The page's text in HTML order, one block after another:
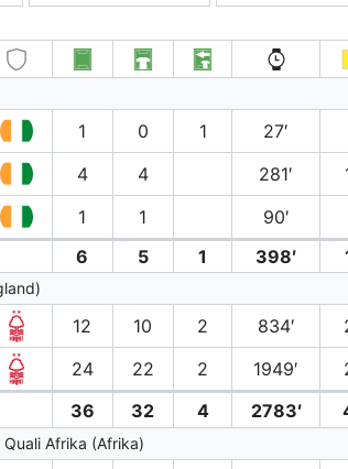
1 0 1
27′
4 4 281′
1 1
90′
6
5 1 398′
12 10 2 834′
24 22 2 1949′
36 32 4 2783′
Afrika (Afrika)